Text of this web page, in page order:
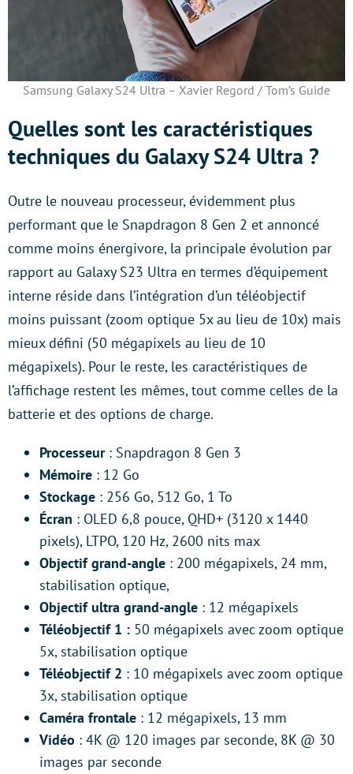
Samsung Galaxy S24 Ultra – Xavier Regord / Tom’s Guide
Quelles sont les caractéristiques
techniques du Galaxy S24 Ultra ?
Outre le nouveau processeur, évidemment plus
performant que le Snapdragon 8 Gen 2 et annoncé
comme moins énergivore, la principale évolution par
rapport au Galaxy S23 Ultra en termes d’équipement
interne réside dans l’intégration d’un téléobjectif
moins puissant (zoom optique 5x au lieu de 10x) mais
mieux défini (50 mégapixels au lieu de 10
mégapixels). Pour le reste, les caractéristiques de
l’affichage restent les mêmes, tout comme celles de la
batterie et des options de charge.
Processeur: Snapdragon 8 Gen 3
Mémoire : 12 Go
Stockage : 256 Go, 512 Go, 1 To
Écran : OLED 6,8 pouce, QHD+ (3120 x 1440
pixels), LTPO, 120 Hz, 2600 nits max
Objectif grand-angle : 200 mégapixels, 24 mm,
stabilisation optique,
Objectif ultra grand-angle : 12 mégapixels
Téléobjectif 1 : 50 mégapixels avec zoom optique
5x, stabilisation optique
Téléobjectif 2 : 10 mégapixels avec zoom optique
3x, stabilisation optique
Caméra frontale : 12 mégapixels, 13 mm
Vidéo : 4K @ 120 images par seconde, 8K @ 30
images par seconde